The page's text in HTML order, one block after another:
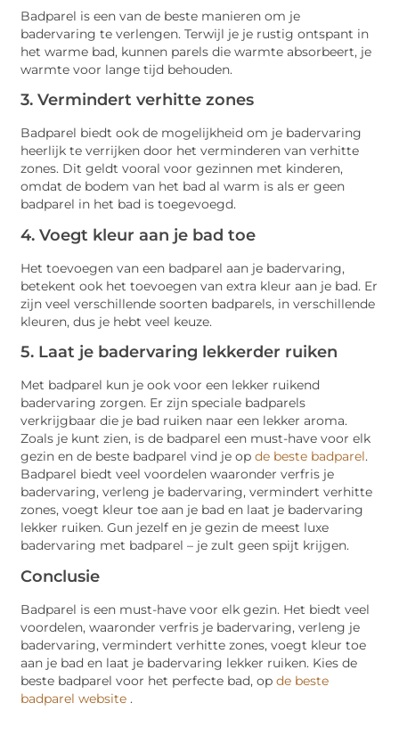
Badparel is een van de beste manieren om je
badervaring te verlengen. Terwijl je je rustig ontspant in
het warme bad, kunnen parels die warmte absorbeert, je
warmte voor lange tijd behouden.
3. Vermindert verhitte zones
Badparel biedt ook de mogelijkheid om je badervaring
heerlijk te verrijken door het verminderen van verhitte
zones. Dit geldt vooral voor gezinnen met kinderen,
omdat de bodem van het bad al warm is als er geen
badparel in het bad is toegevoegd.
4. Voegt kleur aan je bad toe
Het toevoegen van een badparel aan je badervaring,
betekent ook het toevoegen van extra kleur aan je bad. Er
zijn veel verschillende soorten badparels, in verschillende
kleuren, dus je hebt veel keuze.
5. Laat je badervaring lekkerder ruiken
Met badparel kun je ook voor een lekker ruikend
badervaring zorgen. Er zijn speciale badparels
verkrijgbaar die je bad ruiken naar een lekker aroma.
Zoals je kunt zien, is de badparel een must-have voor elk
gezin en de beste badparel vind je opde beste badparel.
Badparel biedt veel voordelen waaronder verfris je
badervaring, verleng je badervaring, vermindert verhitte
zones, voegt kleur toe aan je bad en laat je badervaring
lekker ruiken. Gun jezelf en je gezin de meest luxe
badervaring met badparel – je zult geen spijt krijgen.
Conclusie
Badparel is een must-have voor elk gezin. Het biedt veel
voordelen, waaronder verfris je badervaring, verleng je
badervaring, vermindert verhitte zones, voegt kleur toe
aan je bad en laat je badervaring lekker ruiken. Kies de
beste badparel voor het perfecte bad, opde beste
badparel website .